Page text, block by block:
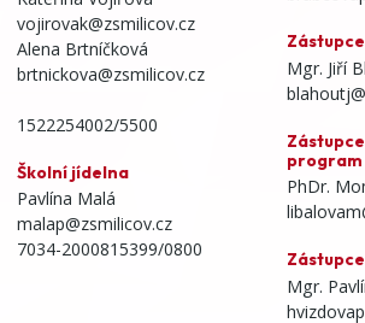
vojirovak@zsmilicov.cz
Alena Brtníčková
brtnickova@zsmilicov.cz
1522254002/5500
Školní jídelna
Pavlína Malá
malap@zsmilicov.cz
7034-2000815399/0800
Mgr. Jiří
program
PhDr.
Mgr.